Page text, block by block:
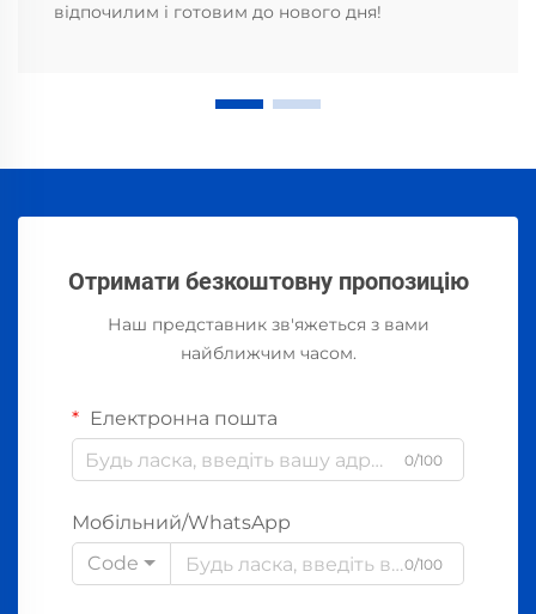
відпочилим і готовим до нового дня!
Отримати безкоштовну пропозицію
Наш представник зв'яжеться з вами
найближчим часом.
Електронна пошта
0/100
Мобільний/WhatsApp
Code
0/100